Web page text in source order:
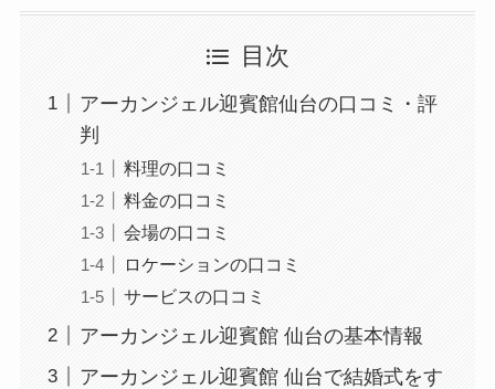
目次
アーカンジェル迎賓館仙台の口コミ・評
判
料理の口コミ
料金の口コミ
会場の口コミ
ロケーションの口コミ
サービスの口コミ
アーカンジェル迎賓館 仙台の基本情報
アーカンジェル迎賓館 仙台で結婚式をす